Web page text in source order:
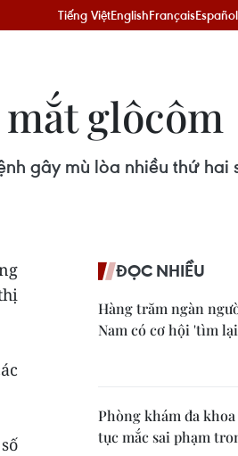
Tiếng ViệtEnglishFrançaisEspañol
glôcôm
gây mù lòa nhiều thứ hai
ĐỌC NHIỀU
Hàng trăm ngàn
Nam có cơ hội 'tìm
Phòng khám đa
tục mắc sai phạm